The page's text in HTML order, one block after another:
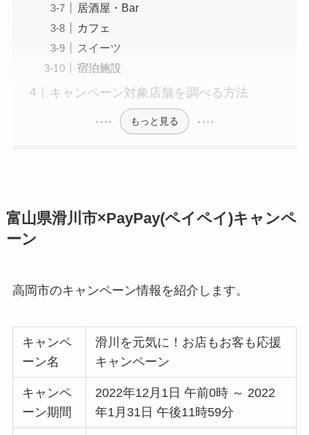
居酒屋・Bar
カフェ
スイーツ
宿泊施設
キャンペーン対象店舗を調べる方法
もっと見る
富山県滑川市×PayPay(ペイペイ)キャンペ
ーン
高岡市のキャンペーン情報を紹介します。
キャンペ
ーン名
滑川を元気に！お店もお客も応援
キャンペーン
キャンペ
ーン期間
2022年12月1日 午前0時 ～ 2022
年1月31日 午後11時59分